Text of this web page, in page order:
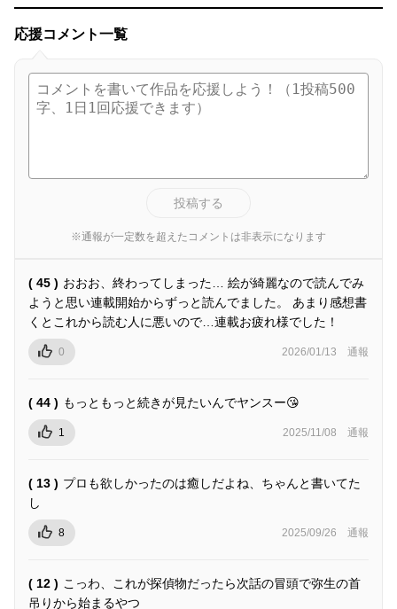
応援コメント一覧
投稿する
※通報が一定数を超えたコメントは非表示になります
( 45 ) おおお、終わってしまった… 絵が綺麗なので読んでみ
ようと思い連載開始からずっと読んでました。 あまり感想書
くとこれから読む人に悪いので…連載お疲れ様でした！
0 2026/01/13 通報
( 44 ) もっともっと続きが見たいんでヤンスー😘
1 2025/11/08 通報
( 13 ) プロも欲しかったのは癒しだよね、ちゃんと書いてた
し
8 2025/09/26 通報
( 12 ) こっわ、これが探偵物だったら次話の冒頭で弥生の首
吊りから始まるやつ